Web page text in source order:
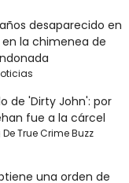
desaparecido en
la chimenea de
de 'Dirty John': por
fue a la cárcel
True Crime Buzz
una orden de